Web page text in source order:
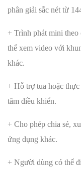
phân giải sắc nét từ
+ Trình phát mini
thể xem video với
khác.
+ Hỗ trợ tua hoặc
tâm điều khiển.
+ Cho phép chia sẻ,
ứng dụng khác.
+ Người dùng có thể